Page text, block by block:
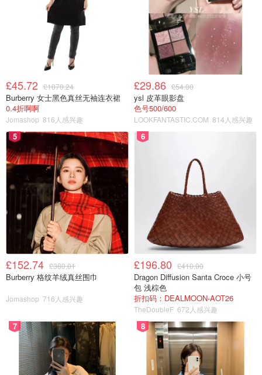
£45.72 £1070.24
Burberry 女士黑色真丝无袖连衣裙
0.4折啊啊
Jomashop 816人感兴趣
£29.86 £54.00
ysl 皮革眼影盘
色号500/600
LOOKFANTASTIC.COM 814人感兴趣
5
£152.74 £380.01
Burberry 格纹羊绒真丝围巾
Jomashop 716人感兴趣
6
£196.80 £410.00
Dragon Diffusion Santa Croce 小号
包 浅棕色
折扣码：DEALMOON-AOT26
TheDoubleF 672人感兴趣
7 8